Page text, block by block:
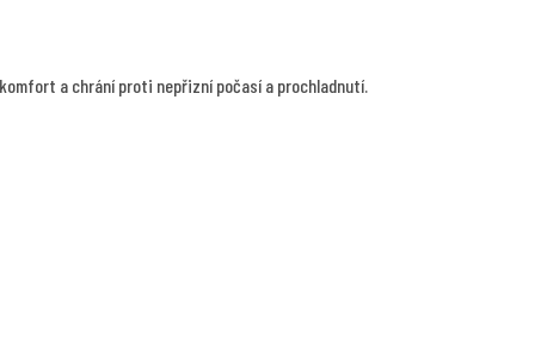
a chrání proti nepřizní počasí a prochladnutí.